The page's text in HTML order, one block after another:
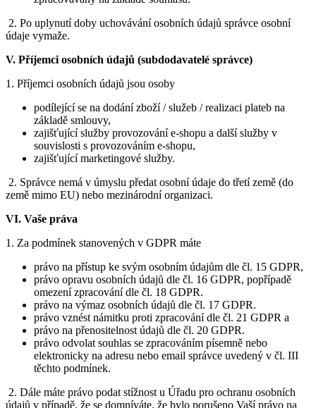
2. Po uplynutí doby uchovávání osobních údajů správce osobní
údaje vymaže.
V. Příjemci osobních údajů (subdodavatelé správce)
1. Příjemci osobních údajů jsou osoby
podílející se na dodání zboží / služeb / realizaci plateb na
základě smlouvy,
zajišťující služby provozování e-shopu a další služby v
souvislosti s provozováním e-shopu,
zajišťující marketingové služby.
2. Správce nemá v úmyslu předat osobní údaje do třetí země (do
země mimo EU) nebo mezinárodní organizaci.
VI. Vaše práva
1. Za podmínek stanovených v GDPR máte
právo na přístup ke svým osobním údajům dle čl. 15 GDPR,
právo opravu osobních údajů dle čl. 16 GDPR, popřípadě
omezení zpracování dle čl. 18 GDPR.
právo na výmaz osobních údajů dle čl. 17 GDPR.
právo vznést námitku proti zpracování dle čl. 21 GDPR a
právo na přenositelnost údajů dle čl. 20 GDPR.
právo odvolat souhlas se zpracováním písemně nebo
elektronicky na adresu nebo email správce uvedený v čl. III
těchto podmínek.
2. Dále máte právo podat stížnost u Úřadu pro ochranu osobních
údajů v případě, že se domníváte, že bylo porušeno Vaší právo na